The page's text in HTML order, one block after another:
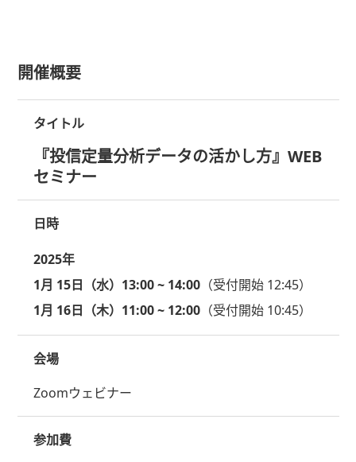
開催概要
タイトル
『投信定量分析データの活かし方』WEB
セミナー
日時
2025年
1月 15日（水）13:00 ~ 14:00（受付開始 12:45）
1月 16日（木）11:00 ~ 12:00（受付開始 10:45）
会場
Zoomウェビナー
参加費